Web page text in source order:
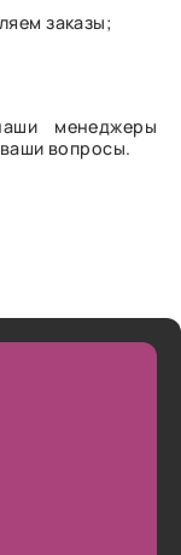
заказы;
менеджеры
ваши вопросы.